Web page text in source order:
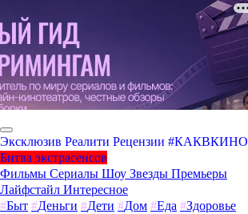
Эксклюзив Реалити Рецензии #КАКВКИНО
Битва экстрасенсов
Фильмы Сериалы Шоу Звезды Премьеры
Лайфстайл Интересное
#Быт #Деньги #Дети #Дом #Еда #Здоровье